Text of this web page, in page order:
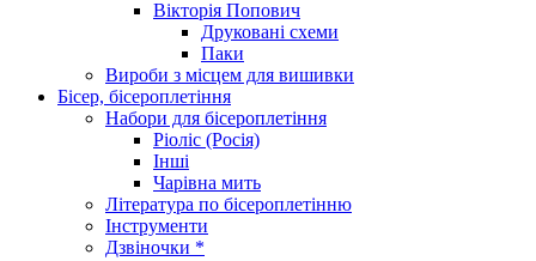
Вікторія Попович
Друковані схеми
Паки
Вироби з місцем для вишивки
Бісер, бісероплетіння
Набори для бісероплетіння
Ріоліс (Росія)
Інші
Чарівна мить
Література по бісероплетінню
Інструменти
Дзвіночки *